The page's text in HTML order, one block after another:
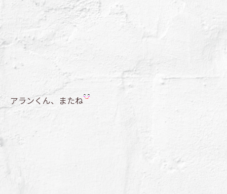
アランくん、またね